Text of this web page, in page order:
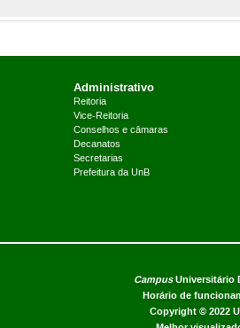
Administrativo
Reitoria
Vice-Reitoria
Conselhos e câmaras
Decanatos
Secretarias
Prefeitura da UnB
CampusUniversitário
Horário de
Copyright © 2022